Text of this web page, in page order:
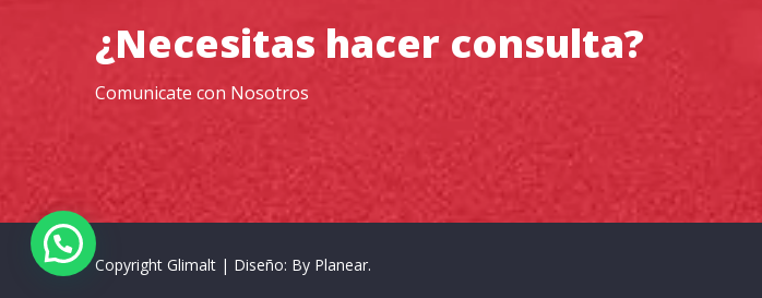
¿Necesitas hacer consulta?
Comunicate con Nosotros
Copyright Glimalt | Diseño: By Planear.